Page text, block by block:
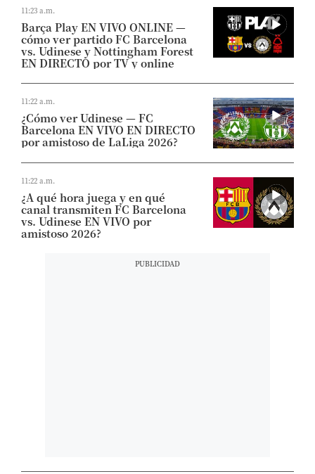
11:23 a.m.
Barça Play EN VIVO ONLINE —
cómo ver partido FC Barcelona
vs. Udinese y Nottingham Forest
EN DIRECTO por TV y online
11:22 a.m.
¿Cómo ver Udinese — FC
Barcelona EN VIVO EN DIRECTO
por amistoso de LaLiga 2026?
11:22 a.m.
¿A qué hora juega y en qué
canal transmiten FC Barcelona
vs. Udinese EN VIVO por
amistoso 2026?